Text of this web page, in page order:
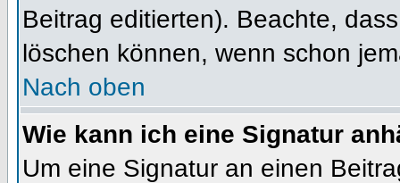
Beitrag editierten). Beachte,
löschen können, wenn schon
Nach oben
Wie kann ich eine Signatur
Um eine Signatur an einen